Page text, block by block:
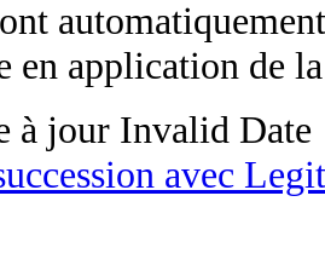
en application de
à jour Invalid Date
avec